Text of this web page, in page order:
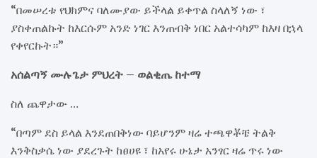
“በመሠረቱ የህክምና ባለሙያው ይችላል ይቀጥል ስላለኝ ነው ፣
ያስቀጠልኩት ከእርሱም አንድ ነገር እንጠብቅ ነበር አልተሳካም ከእዛ በኋላ
የቀየርኩት።”
አሰልጣኝ ሙሉጌታ ምህረት – ወልቂጤ ከተማ
ስለ ጨዋታው …
“በጣም ደስ ይላል እንደጠበቅነው ባይሆንም ዛሬ ተጫዋቾቼ ትልቅ
እንቅስቃሴ ነው ያደረጉት ከፀሀዩ ፣ ከአየሩ ሁኔታ አንፃር ዛሬ ጥሩ ነው